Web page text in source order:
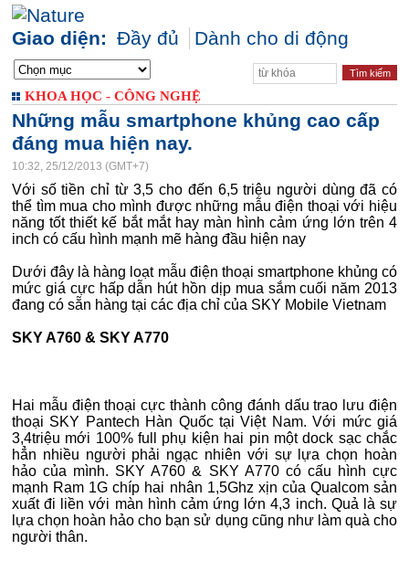
Giao diện: Đầy đủ Dành cho di động
KHOA HỌC - CÔNG NGHỆ
Những mẫu smartphone khủng cao cấp
đáng mua hiện nay.
10:32, 25/12/2013 (GMT+7)
Với số tiền chỉ từ 3,5 cho đến 6,5 triệu người dùng đã có
thể tìm mua cho mình được những mẫu điện thoại với hiệu
năng tốt thiết kế bắt mắt hay màn hình cảm ứng lớn trên 4
inch có cấu hình mạnh mẽ hàng đầu hiện nay
Dưới đây là hàng loạt mẫu điện thoại smartphone khủng có
mức giá cực hấp dẫn hút hồn dịp mua sắm cuối năm 2013
đang có sẵn hàng tại các địa chỉ của SKY Mobile Vietnam
SKY A760 & SKY A770
Hai mẫu điện thoại cực thành công đánh dấu trao lưu điện
thoại SKY Pantech Hàn Quốc tại Việt Nam. Với mức giá
3,4triệu mới 100% full phụ kiện hai pin một dock sạc chắc
hẳn nhiều người phải ngạc nhiên với sự lựa chọn hoàn
hảo của mình. SKY A760 & SKY A770 có cấu hình cực
mạnh Ram 1G chíp hai nhân 1,5Ghz xịn của Qualcom sản
xuất đi liền với màn hình cảm ứng lớn 4,3 inch. Quả là sự
lựa chọn hoàn hảo cho bạn sử dụng cũng như làm quà cho
người thân.